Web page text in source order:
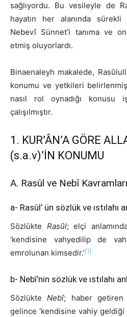
sağlıyordu. Bu vesileyle de
hayatın her alanında sürekli
Nebevî Sünnet’i tanıma ve
etmiş oluyorlardı.
Binaenaleyh makalede,
konumu ve yetkileri
nasıl rol oynadığı konusu
çalışılmıştır.
1. KUR’ÂN’A GÖRE
(s.a.v)’İN KONUMU
A. Rasûl ve Nebî Kavramları
a- Rasûl’ ün sözlük ve ıstılahı
Sözlükte Rasûl; elçi
‘kendisine vahyedilip de
emrolunan kimsedir.’[1]
b- Nebî’nin sözlük ve ıstılahı
SözlükteNebî; haber getiren
gelince ‘kendisine vahiy